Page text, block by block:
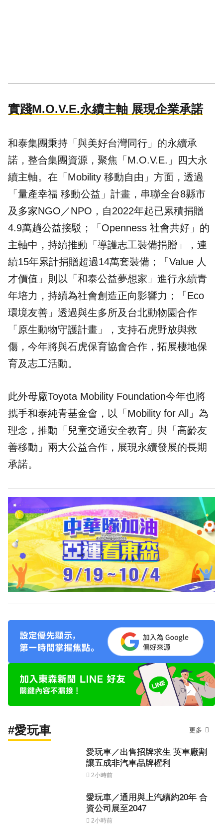
實踐M.O.V.E.永續主軸 展現企業承諾
和泰集團秉持「與美好台灣同行」的永續承
諾，整合集團資源，聚焦「M.O.V.E.」四大永
續主軸。在「Mobility 移動自由」方面，透過
「量產幸福 移動公益」計畫，串聯全台8縣市
及多家NGO／NPO，自2022年起已累積捐贈
4.9萬趟公益接駁；「Openness 社會共好」的
主軸中，持續推動「導護志工裝備捐贈」，連
續15年累計捐贈超過14萬套裝備；「Value 人
才價值」則以「和泰公益夢想家」進行永續青
年培力，持續為社會創造正向影響力；「Eco
環境友善」透過與生多所及台北動物園合作
「原生動物守護計畫」，支持石虎野放與救
傷，今年將與石虎保育協會合作，拓展棲地保
育及志工活動。
此外母廠Toyota Mobility Foundation今年也將
攜手和泰純青基金會，以「Mobility for All」為
理念，推動「兒童交通安全教育」與「高齡友
善移動」兩大公益合作，展現永續發展的長期
承諾。
#愛玩車 更多
愛玩車／出售招牌求生 英車廠割
讓五成非汽車品牌權利
2小時前
愛玩車／通用與上汽續約20年 合
資公司展至2047
2小時前